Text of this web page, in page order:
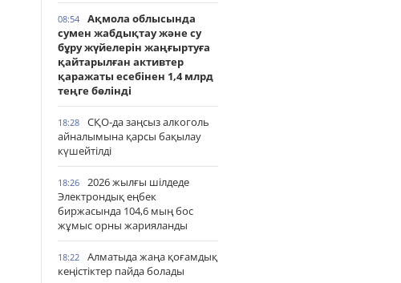
08:54
Ақмола облысында
сумен жабдықтау және су
бұру жүйелерін жаңғыртуға
қайтарылған активтер
қаражаты есебінен 1,4 млрд
теңге бөлінді
18:28
СҚО-да заңсыз алкоголь
айналымына қарсы бақылау
күшейтілді
18:26
2026 жылғы шілдеде
Электрондық еңбек
биржасында 104,6 мың бос
жұмыс орны жарияланды
18:22
Алматыда жаңа қоғамдық
кеңістіктер пайда болады